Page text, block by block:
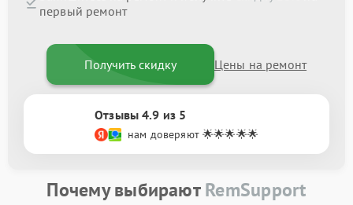
первый ремонт
Получить скидку Цены на ремонт
Отзывы 4.9 из 5
нам доверяют 🌟🌟🌟🌟🌟
Почему выбираютRemSupport